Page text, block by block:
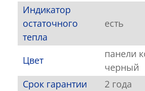
Индикатор
остаточного
тепла
есть
Цвет
панели
черный
Срок гарантии
2 года